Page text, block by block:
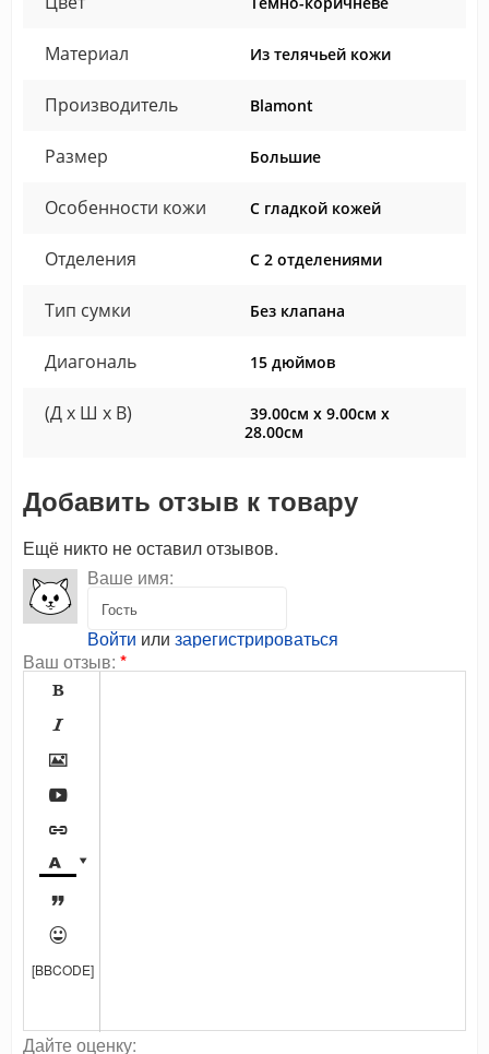
Материал Из телячьей кожи
Производитель Blamont
Размер Большие
Особенности кожи С гладкой кожей
Отделения С 2 отделениями
Тип сумки Без клапана
Диагональ 15 дюймов
(Д x Ш x В)
39.00см x 9.00см x
28.00см
Добавить отзыв к товару
Ещё никто не оставил отзывов.
Ваше имя:
Войти или зарегистрироваться
Ваш отзыв: *









[BBCODE]
Дайте оценку: